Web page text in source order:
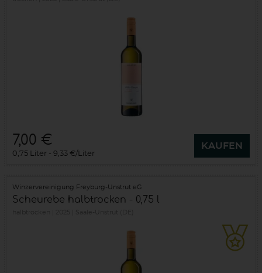
7,00 €
0,75 Liter 9,33 €/Liter
KAUFEN
Winzervereinigung Freyburg-Unstrut eG
Scheurebe halbtrocken - 0,75 l